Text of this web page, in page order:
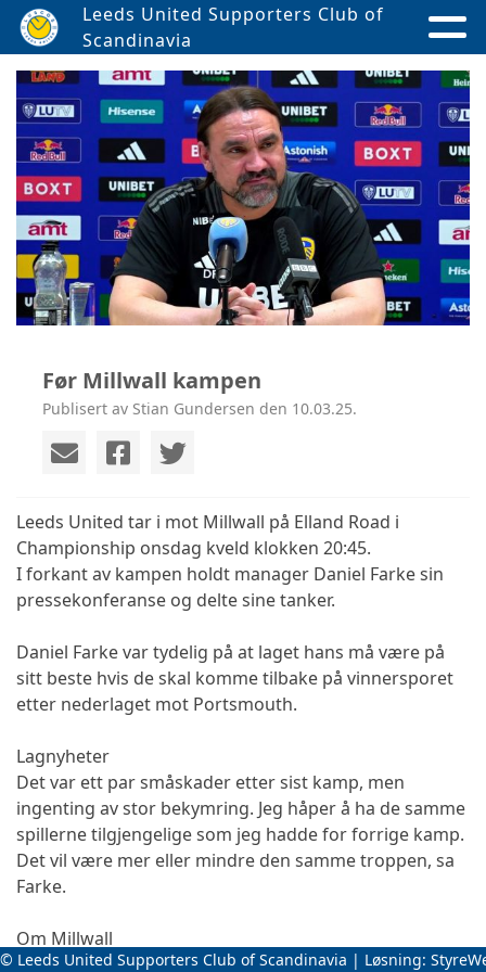
Leeds United Supporters Club of
Scandinavia
Før Millwall kampen
Publisert av Stian Gundersen den 10.03.25.
Leeds United tar i mot Millwall på Elland Road i
Championship onsdag kveld klokken 20:45.
I forkant av kampen holdt manager Daniel Farke sin
pressekonferanse og delte sine tanker.
Daniel Farke var tydelig på at laget hans må være på
sitt beste hvis de skal komme tilbake på vinnersporet
etter nederlaget mot Portsmouth.
Lagnyheter
Det var ett par småskader etter sist kamp, men
ingenting av stor bekymring. Jeg håper å ha de samme
spillerne tilgjengelige som jeg hadde for forrige kamp.
Det vil være mer eller mindre den samme troppen, sa
Farke.
Om Millwall
Daniel Farke roset Millwall-sjef Alex Neil og sa: "Jeg har
© Leeds United Supporters Club of Scandinavia | Løsning: